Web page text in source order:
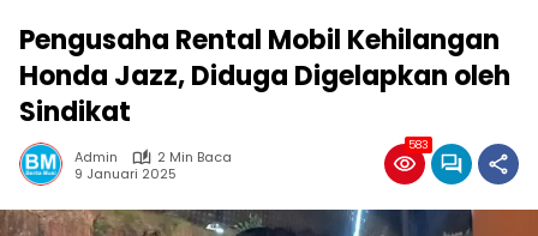
Pengusaha Rental Mobil Kehilangan
Honda Jazz, Diduga Digelapkan oleh
Sindikat
Admin
2 Min Baca
9 Januari 2025
583